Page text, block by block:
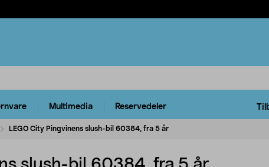
Multimedia Reservedeler
LEGO City Pingvinens slush-bil 60384, fra 5 år